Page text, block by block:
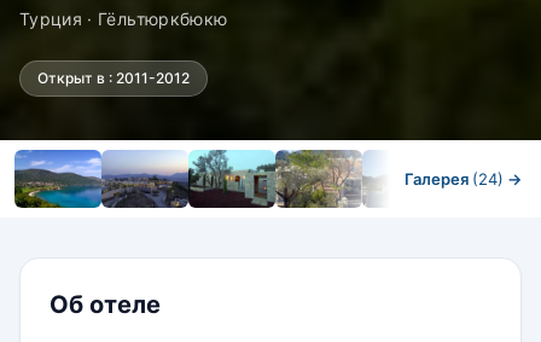
Турция · Гёльтюркбюкю
Открыт в : 2011-2012
Галерея (24) →
Об отеле